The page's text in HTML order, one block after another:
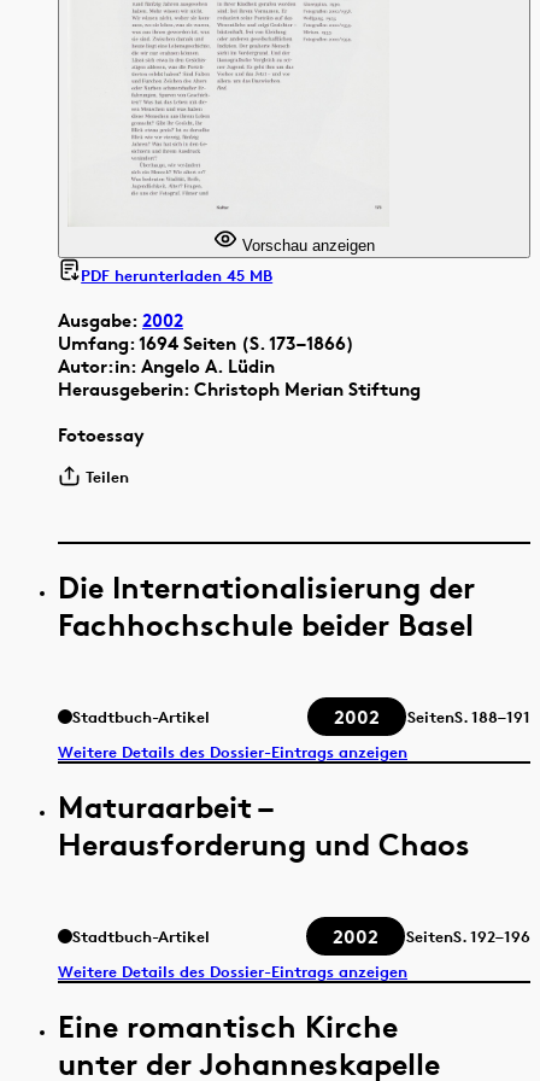
Ausgabe: 2002
Umfang: 1694 Seiten (S. 173–1866)
Autor:in: Angelo A. Lüdin
Herausgeberin: Christoph Merian Stiftung
Fotoessay
Teilen
Vorschau anzeigen
PDF herunterladen 45 MB
Die Internationalisierung der
Fachhochschule beider Basel
Stadtbuch-Artikel 2002 SeitenS.188–191
Weitere Details des Dossier-Eintrags anzeigen
Maturaarbeit –
Herausforderung und Chaos
Stadtbuch-Artikel 2002 SeitenS.192–196
Weitere Details des Dossier-Eintrags anzeigen
Eine romantisch Kirche
unter der Johanneskapelle